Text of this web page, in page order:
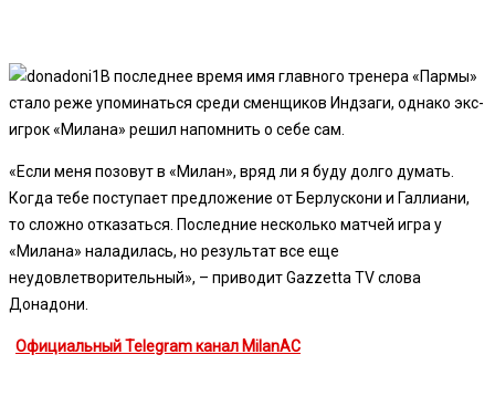
В последнее время имя главного тренера «Пармы»
стало реже упоминаться среди сменщиков Индзаги, однако экс-
игрок «Милана» решил напомнить о себе сам.
«Если меня позовут в «Милан», вряд ли я буду долго думать.
Когда тебе поступает предложение от Берлускони и Галлиани,
то сложно отказаться. Последние несколько матчей игра у
«Милана» наладилась, но результат все еще
неудовлетворительный», – приводит Gazzetta TV слова
Донадони.
Официальный Telegram канал MilanAC